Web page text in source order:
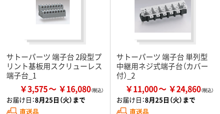
サトーパーツ 端子台 2段型プ
リント基板用スクリューレス
端子台_1
￥3,575 ￥16,080
お届け日：8月25日（火）まで
直送品
サトーパーツ 端子台 単列型
中継用ネジ式端子台（カバー
付）_2
￥11,000 ￥24,860
お届け日：8月25日（火）まで
直送品